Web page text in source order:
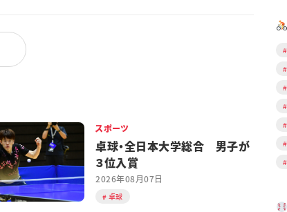
スポーツ
卓球・全日本大学総合 男子が
３位入賞
2026年08月07日
卓球